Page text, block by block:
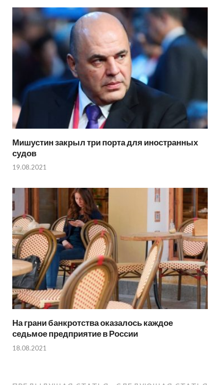
Мишустин закрыл три порта для иностранных
судов
19.08.2021
На грани банкротства оказалось каждое
седьмое предприятие в России
18.08.2021